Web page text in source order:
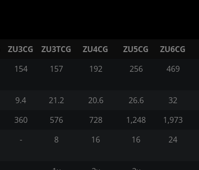
ZU3CG ZU3TCG ZU4CG ZU5CG ZU6CG
154 157 192 256 469
9.4 21.2 20.6 26.6 32
360 576 728 1,248 1,973
- 8 16 16 24